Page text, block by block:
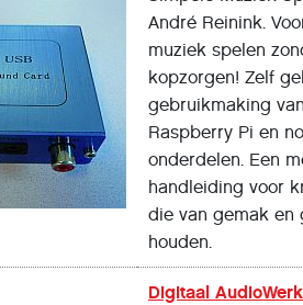
André Reinink.
muziek spelen
kopzorgen! Zelf
gebruikmaking
Raspberry Pi en
onderdelen. Een
handleiding voor
die van gemak en
houden.
Digitaal